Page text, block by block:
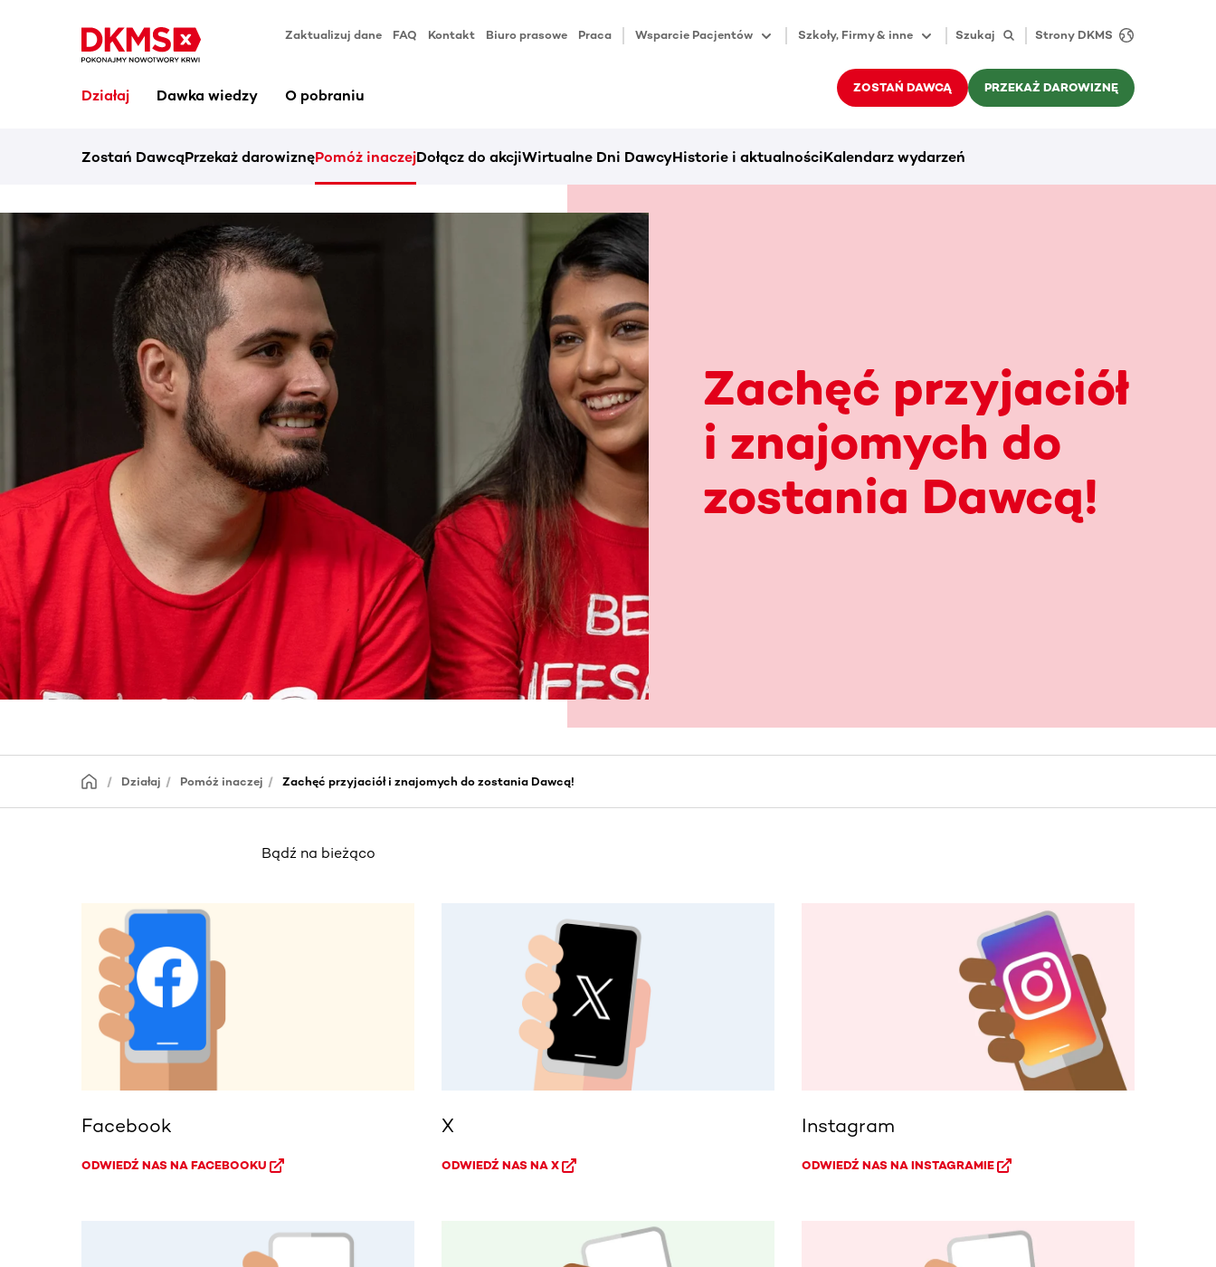
Zaktualizuj dane FAQ Kontakt Biuro prasowe Praca Wsparcie Pacjentów Szkoły, Firmy & inne Szukaj Strony DKMS
Działaj Dawka wiedzy O pobraniu ZOSTAŃ DAWCĄ PRZEKAŻ DAROWIZNĘ
Zostań DawcąPrzekaż darowiznęPomóż inaczejDołącz do akcjiWirtualne Dni DawcyHistorie i aktualnościKalendarz wydarzeń
Zachęć przyjaciół
i znajomych do
zostania Dawcą!
Działaj Pomóż inaczej Zachęć przyjaciół i znajomych do zostania Dawcą!
Bądź na bieżąco
Facebook
ODWIEDŹ NAS NA FACEBOOKU
X
ODWIEDŹ NAS NA X
Instagram
ODWIEDŹ NAS NA INSTAGRAMIE